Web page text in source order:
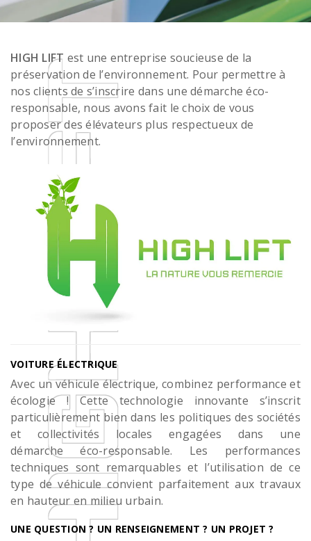
HIGH LIFT est une entreprise soucieuse de la
préservation de l’environnement. Pour permettre à
nos clients de s’inscrire dans une démarche éco-
responsable, nous avons fait le choix de vous
proposer des élévateurs plus respectueux de
l’environnement.
VOITURE ÉLECTRIQUE
Avec un véhicule électrique, combinez performance et
écologie ! Cette technologie innovante s’inscrit
particulièrement bien dans les politiques des sociétés
et collectivités locales engagées dans une
démarche éco-responsable. Les performances
techniques sont remarquables et l’utilisation de ce
type de véhicule convient parfaitement aux travaux
en hauteur en milieu urbain.
UNE QUESTION ? UN RENSEIGNEMENT ? UN PROJET ?